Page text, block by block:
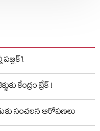
కేంద్రం బ్రేక్ !
సంచలన ఆరోపణలు